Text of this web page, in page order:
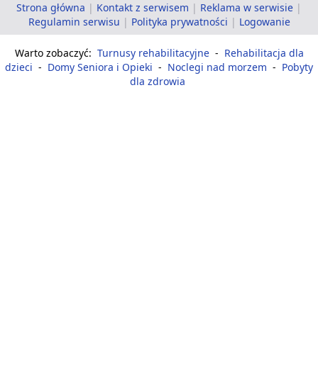
Strona główna | Kontakt z serwisem | Reklama w serwisie |
Regulamin serwisu | Polityka prywatności | Logowanie
Warto zobaczyć: Turnusy rehabilitacyjne - Rehabilitacja dla
dzieci - Domy Seniora i Opieki - Noclegi nad morzem - Pobyty
dla zdrowia